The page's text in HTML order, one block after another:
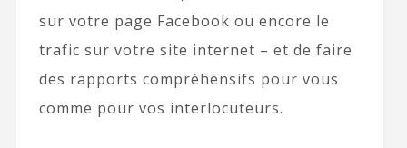
sur votre page Facebook ou encore le
trafic sur votre site internet – et de faire
des rapports compréhensifs pour vous
comme pour vos interlocuteurs.